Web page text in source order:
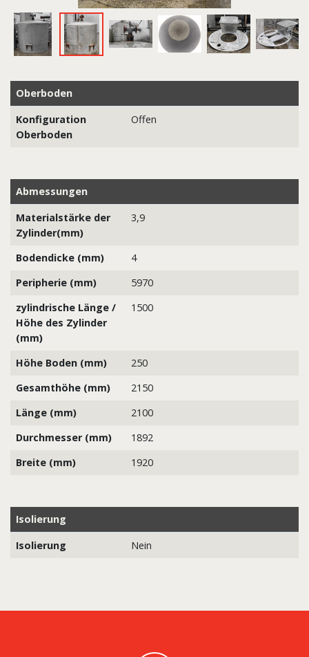
Oberboden
Konfiguration
Oberboden
Offen
Abmessungen
Materialstärke der
Zylinder(mm)
3,9
Bodendicke (mm)
4
Peripherie (mm)
5970
zylindrische Länge /
Höhe des Zylinder
(mm)
1500
Höhe Boden (mm)
250
Gesamthöhe (mm)
2150
Länge (mm)
2100
Durchmesser (mm)
1892
Breite (mm)
1920
Isolierung
Isolierung
Nein